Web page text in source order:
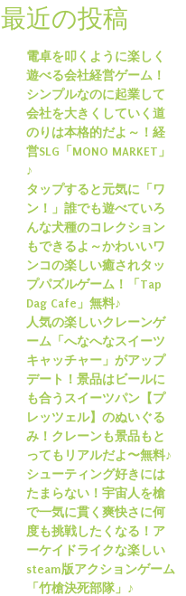
最近の投稿
電卓を叩くように楽しく
遊べる会社経営ゲーム！
シンプルなのに起業して
会社を大きくしていく道
のりは本格的だよ～！経
営SLG「MONO MARKET」
♪
タップすると元気に「ワ
ン！」誰でも遊べていろ
んな犬種のコレクション
もできるよ～かわいいワ
ンコの楽しい癒されタッ
プパズルゲーム！「Tap
Dag Cafe」無料♪
人気の楽しいクレーンゲ
ーム「へなへなスイーツ
キャッチャー」がアップ
デート！景品はビールに
も合うスイーツパン【プ
レッツェル】のぬいぐる
み！クレーンも景品もと
ってもリアルだよ〜無料♪
シューティング好きには
たまらない！宇宙人を槍
で一気に貫く爽快さに何
度も挑戦したくなる！ア
ーケイドライクな楽しい
steam版アクションゲーム
「竹槍決死部隊」♪